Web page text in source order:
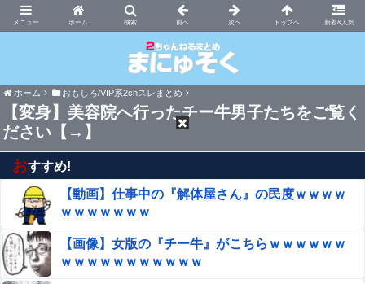
ホーム 新着&人気
まにゅそく 2chまとめニュース速報VIP
ホーム おもしろ/VIP系2chスレまとめ
【変身】美容院へ行ったチー牛男子たちをご覧く
ださい【→】
おすすめ!
【動画】仕事中の『解体屋さん』の民度ｗｗｗｗ
ｗｗｗｗｗｗｗ
【画像】女版の『チー牛』がこちらｗｗｗｗｗｗ
ｗｗｗｗｗｗｗｗｗｗｗ